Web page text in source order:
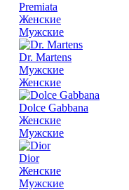
Premiata
Женские
Мужские
Dr. Martens
Мужские
Женские
Dolce Gabbana
Женские
Мужские
Dior
Женские
Мужские